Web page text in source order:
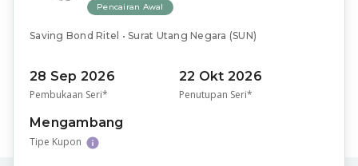
Pencairan Awal
Saving Bond Ritel • Surat Utang Negara (SUN)
28 Sep 2026
Pembukaan Seri*
22 Okt 2026
Penutupan Seri*
Mengambang
Tipe Kupon